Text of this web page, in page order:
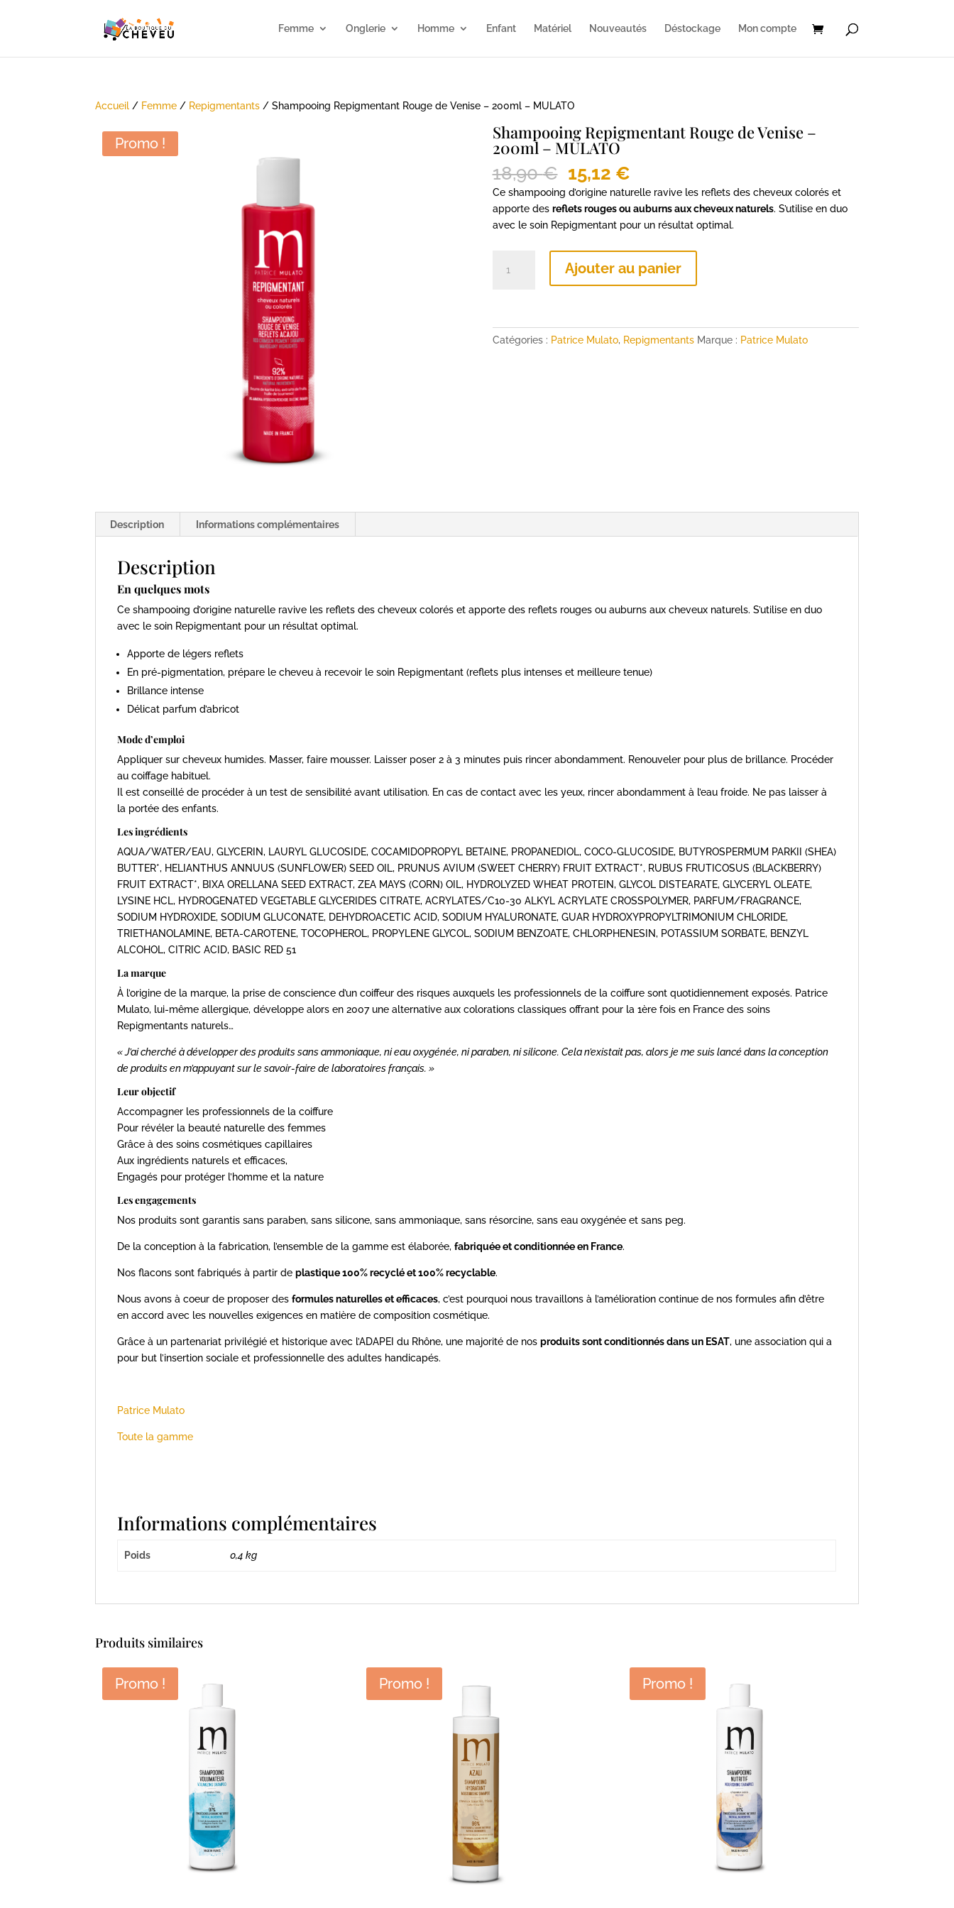
Femme Onglerie Homme Enfant Matériel Nouveautés Déstockage Mon compte
Accueil / Femme / Repigmentants / Shampooing Repigmentant Rouge de Venise – 200ml – MULATO
Promo !
Shampooing Repigmentant Rouge de Venise –
200ml – MULATO
18,90€ Le
prix
initial
était :
18,90 €.
15,12 €Le
prix
actuel
est :
Ce shampooing d’origine naturelle ravive les reflets des cheveux colorés et
apporte des reflets rouges ou auburns aux cheveux naturels. S’utilise en duo
avec le soin Repigmentant pour un résultat optimal.
de
Ajouter au panier
Catégories : Patrice Mulato, Repigmentants Marque : Patrice Mulato
Description Informations complémentaires
Description
En quelques mots
Ce shampooing d’origine naturelle ravive les reflets des cheveux colorés et apporte des reflets rouges ou auburns aux cheveux naturels. S’utilise en duo
avec le soin Repigmentant pour un résultat optimal.
Apporte de légers reflets
En pré-pigmentation, prépare le cheveu à recevoir le soin Repigmentant (reflets plus intenses et meilleure tenue)
Brillance intense
Délicat parfum d’abricot
Mode d’emploi
Appliquer sur cheveux humides. Masser, faire mousser. Laisser poser 2 à 3 minutes puis rincer abondamment. Renouveler pour plus de brillance. Procéder
au coiffage habituel.
Il est conseillé de procéder à un test de sensibilité avant utilisation. En cas de contact avec les yeux, rincer abondamment à l’eau froide. Ne pas laisser à
la portée des enfants.
Les ingrédients
AQUA/WATER/EAU, GLYCERIN, LAURYL GLUCOSIDE, COCAMIDOPROPYL BETAINE, PROPANEDIOL, COCO-GLUCOSIDE, BUTYROSPERMUM PARKII (SHEA)
BUTTER*, HELIANTHUS ANNUUS (SUNFLOWER) SEED OIL, PRUNUS AVIUM (SWEET CHERRY) FRUIT EXTRACT*, RUBUS FRUTICOSUS (BLACKBERRY)
FRUIT EXTRACT*, BIXA ORELLANA SEED EXTRACT, ZEA MAYS (CORN) OIL, HYDROLYZED WHEAT PROTEIN, GLYCOL DISTEARATE, GLYCERYL OLEATE,
LYSINE HCL, HYDROGENATED VEGETABLE GLYCERIDES CITRATE, ACRYLATES/C10-30 ALKYL ACRYLATE CROSSPOLYMER, PARFUM/FRAGRANCE,
SODIUM HYDROXIDE, SODIUM GLUCONATE, DEHYDROACETIC ACID, SODIUM HYALURONATE, GUAR HYDROXYPROPYLTRIMONIUM CHLORIDE,
TRIETHANOLAMINE, BETA-CAROTENE, TOCOPHEROL, PROPYLENE GLYCOL, SODIUM BENZOATE, CHLORPHENESIN, POTASSIUM SORBATE, BENZYL
ALCOHOL, CITRIC ACID, BASIC RED 51
La marque
À l’origine de la marque, la prise de conscience d’un coiffeur des risques auxquels les professionnels de la coiffure sont quotidiennement exposés. Patrice
Mulato, lui-même allergique, développe alors en 2007 une alternative aux colorations classiques offrant pour la 1ère fois en France des soins
Repigmentants naturels…
« J’ai cherché à développer des produits sans ammoniaque, ni eau oxygénée, ni paraben, ni silicone. Cela n’existait pas, alors je me suis lancé dans la conception
de produits en m’appuyant sur le savoir-faire de laboratoires français. »
Leur objectif
Accompagner les professionnels de la coiffure
Pour révéler la beauté naturelle des femmes
Grâce à des soins cosmétiques capillaires
Aux ingrédients naturels et efficaces,
Engagés pour protéger l’homme et la nature
Les engagements
Nos produits sont garantis sans paraben, sans silicone, sans ammoniaque, sans résorcine, sans eau oxygénée et sans peg.
De la conception à la fabrication, l’ensemble de la gamme est élaborée,fabriquée et conditionnée en France.
Nos flacons sont fabriqués à partir deplastique 100% recyclé et 100% recyclable.
Nous avons à coeur de proposer desformules naturelles et efficaces, c’est pourquoi nous travaillons à l’amélioration continue de nos formules afin d’être
en accord avec les nouvelles exigences en matière de composition cosmétique.
Grâce à un partenariat privilégié et historique avec l’ADAPEI du Rhône, une majorité de nosproduits sont conditionnés dans un ESAT, une association qui a
pour but l’insertion sociale et professionnelle des adultes handicapés.
Patrice Mulato
Toute la gamme
Informations complémentaires
Poids 0,4 kg
Produits similaires
Promo ! Promo ! Promo !